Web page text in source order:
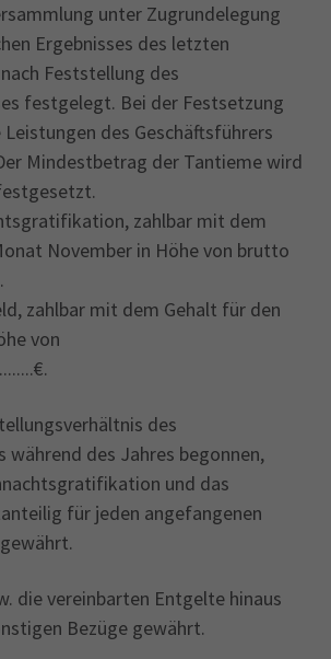
unter Zugrundelegung
Ergebnisses des letzten
Feststellung des
festgelegt. Bei der Festsetzung
des Geschäftsführers
Mindestbetrag der Tantieme wird
zahlbar mit dem
November in Höhe von brutto
zahlbar mit dem Gehalt für den
von
des
während des Jahres begonnen,
und das
für jeden angefangenen
die vereinbarten Entgelte hinaus
Bezüge gewährt.